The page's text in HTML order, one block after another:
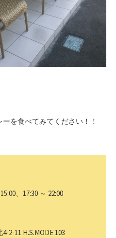
を食べてみてください！！
、17:30 ～ 22:00
11 H.S.MODE 103